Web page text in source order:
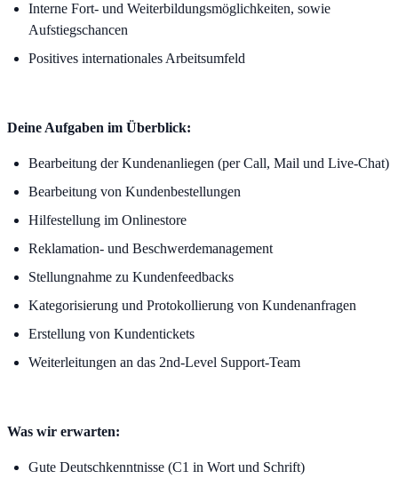
Interne Fort- und Weiterbildungsmöglichkeiten, sowie
Aufstiegschancen
Positives internationales Arbeitsumfeld
Deine Aufgaben im Überblick:
Bearbeitung der Kundenanliegen (per Call, Mail und Live-Chat)
Bearbeitung von Kundenbestellungen
Hilfestellung im Onlinestore
Reklamation- und Beschwerdemanagement
Stellungnahme zu Kundenfeedbacks
Kategorisierung und Protokollierung von Kundenanfragen
Erstellung von Kundentickets
Weiterleitungen an das 2nd-Level Support-Team
Was wir erwarten:
Gute Deutschkenntnisse (C1 in Wort und Schrift)